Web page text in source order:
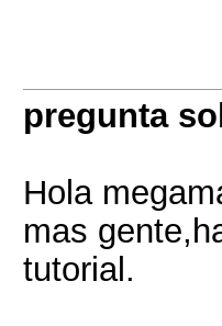
pregunta
Hola
mas
tutorial.